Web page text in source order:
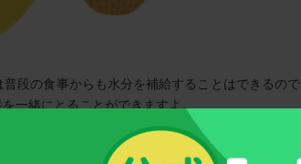
段の食事からも水分を補給することはできるので
一緒にとることができますよ。
？